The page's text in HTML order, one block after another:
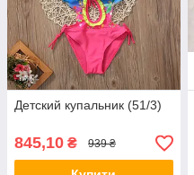
Детский купальник (51/3)
845,10 ₴ 939 ₴